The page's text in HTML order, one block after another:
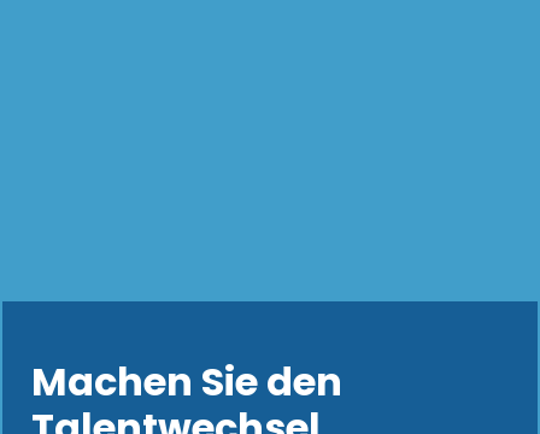
Machen Sie den